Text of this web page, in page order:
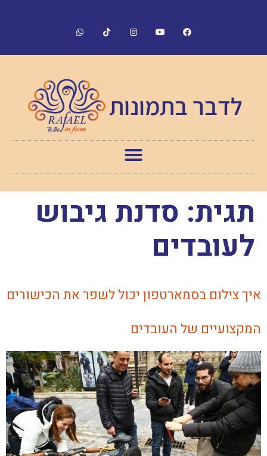
לדבר בתמונות
תגית: סדנת גיבוש
לעובדים
איך צילום בסמארטפון יכול לשפר את הכישורים
המקצועיים של העובדים